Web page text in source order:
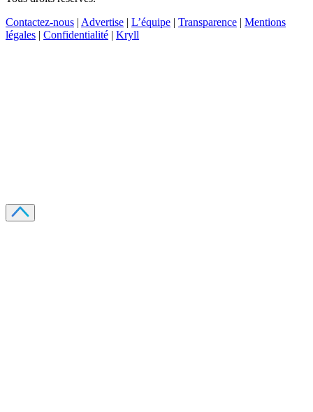
Contactez-nous | Advertise | L’équipe | Transparence | Mentions
légales | Confidentialité | Kryll